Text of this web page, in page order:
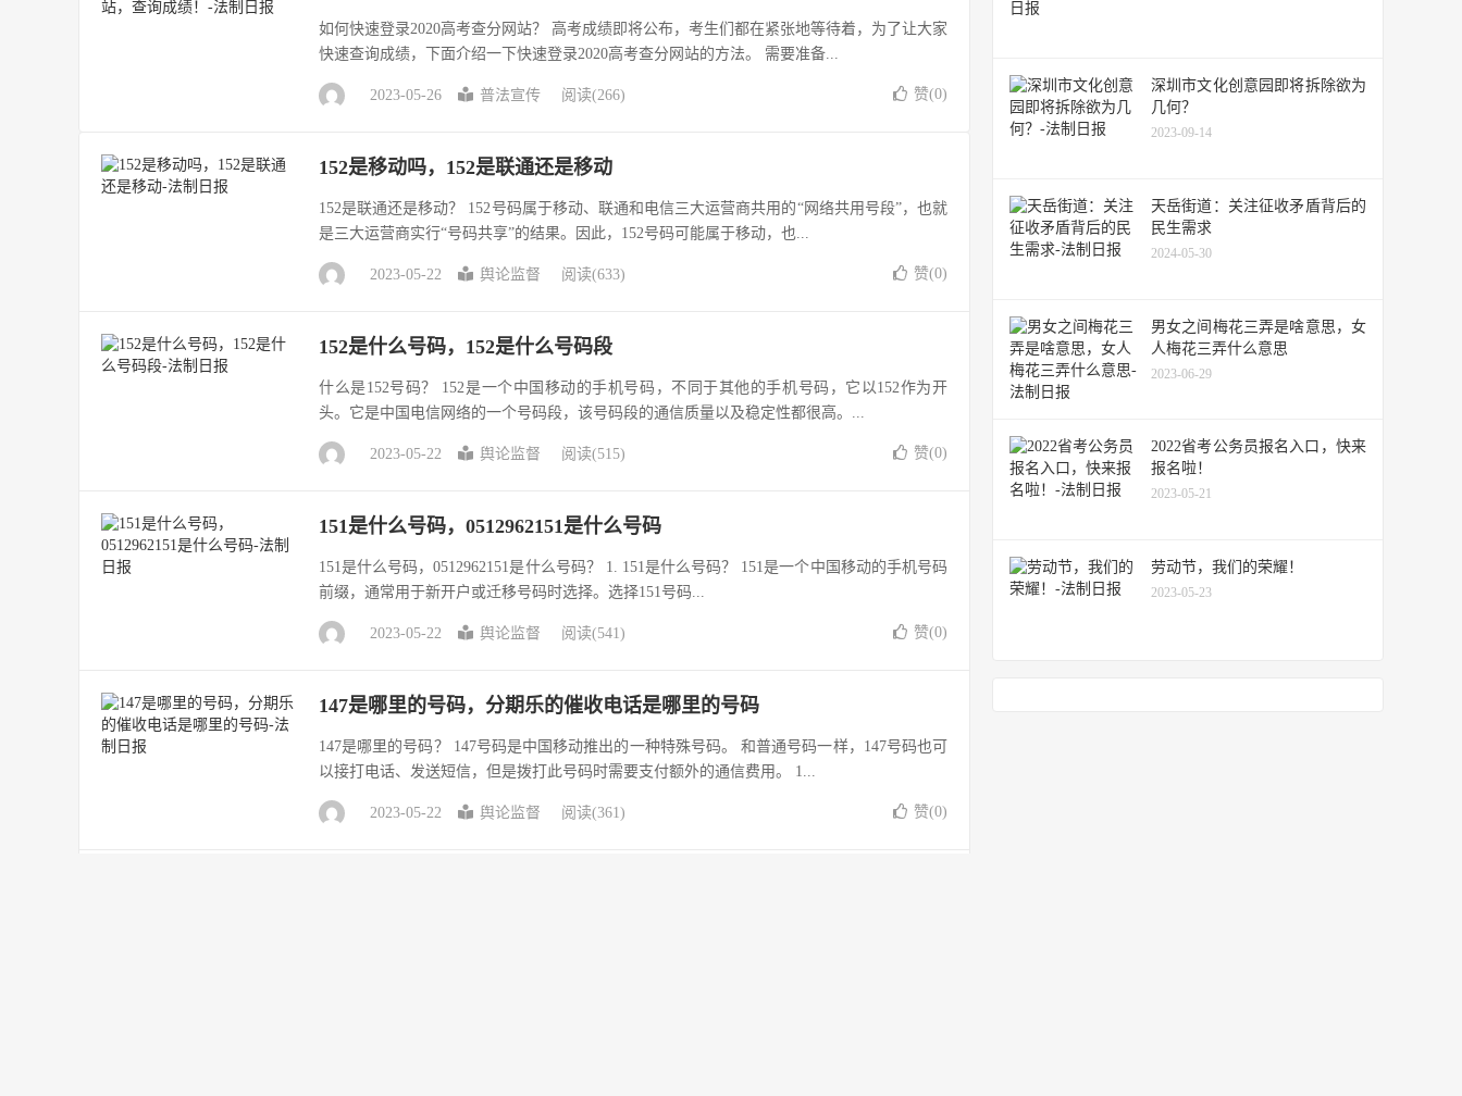
如何快速登录2020高考查分网站？ 高考成绩即将公布，考生们都在紧张地等待着，为了让大家
快速查询成绩，下面介绍一下快速登录2020高考查分网站的方法。 需要准备...
2023-05-26 普法宣传 阅读(266) 赞(0)
152是移动吗，152是联通还是移动
152是联通还是移动？ 152号码属于移动、联通和电信三大运营商共用的“网络共用号段”，也就
是三大运营商实行“号码共享”的结果。因此，152号码可能属于移动，也...
2023-05-22 舆论监督 阅读(633) 赞(0)
152是什么号码，152是什么号码段
什么是152号码？ 152是一个中国移动的手机号码，不同于其他的手机号码，它以152作为开
头。它是中国电信网络的一个号码段，该号码段的通信质量以及稳定性都很高。...
2023-05-22 舆论监督 阅读(515) 赞(0)
151是什么号码，0512962151是什么号码
151是什么号码，0512962151是什么号码？ 1. 151是什么号码？ 151是一个中国移动的手机号码
前缀，通常用于新开户或迁移号码时选择。选择151号码...
2023-05-22 舆论监督 阅读(541) 赞(0)
147是哪里的号码，分期乐的催收电话是哪里的号码
147是哪里的号码？ 147号码是中国移动推出的一种特殊号码。 和普通号码一样，147号码也可
以接打电话、发送短信，但是拨打此号码时需要支付额外的通信费用。 1...
2023-05-22 舆论监督 阅读(361) 赞(0)
深圳市文化创意园即将拆除欲为
几何？
2023-09-14
天岳街道：关注征收矛盾背后的
民生需求
2024-05-30
男女之间梅花三弄是啥意思，女
人梅花三弄什么意思
2023-06-29
2022省考公务员报名入口，快来
报名啦！
2023-05-21
劳动节，我们的荣耀！
2023-05-23